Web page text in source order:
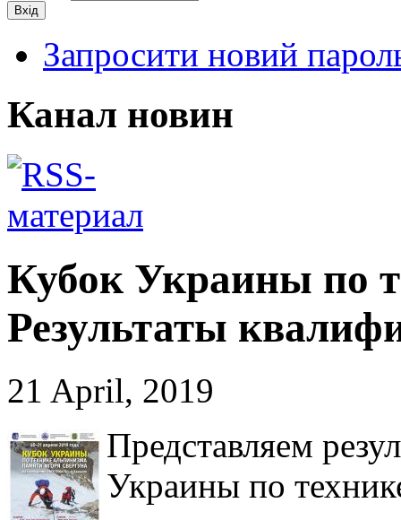
Запросити новий
Канал новин
Кубок Украины по
Результаты
21 April, 2019
Представляем
Украины по